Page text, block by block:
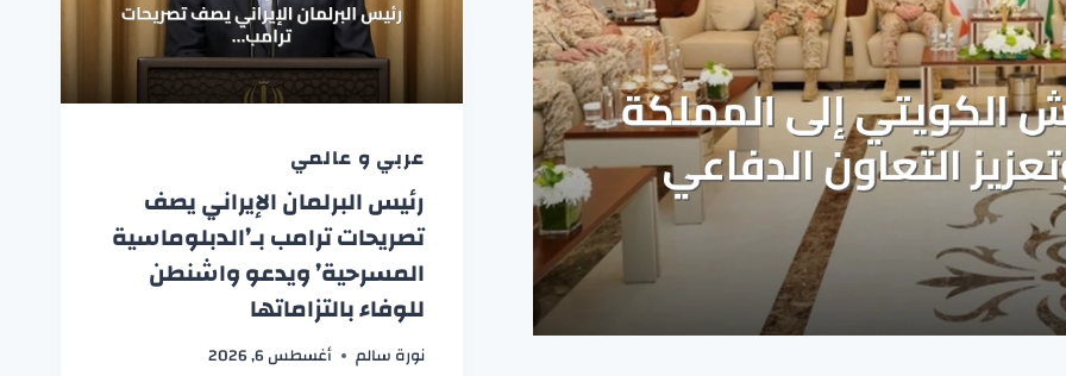
عربي و عالمي
رئيس البرلمان الإيراني يصف
تصريحات ترامب بـ’الدبلوماسية
المسرحية’ ويدعو واشنطن
للوفاء بالتزاماتها
نورة سالم أغسطس 6, 2026